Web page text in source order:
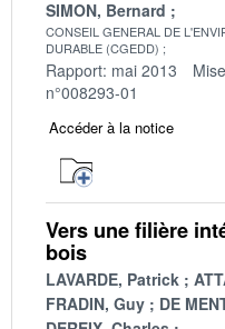
SIMON, Bernard
CONSEIL GENERAL DE
DURABLE (CGEDD)
Rapport: mai 2013
n°008293-01
Accéder à la notice
Vers une filière
bois
LAVARDE, Patrick
FRADIN, Guy
DE